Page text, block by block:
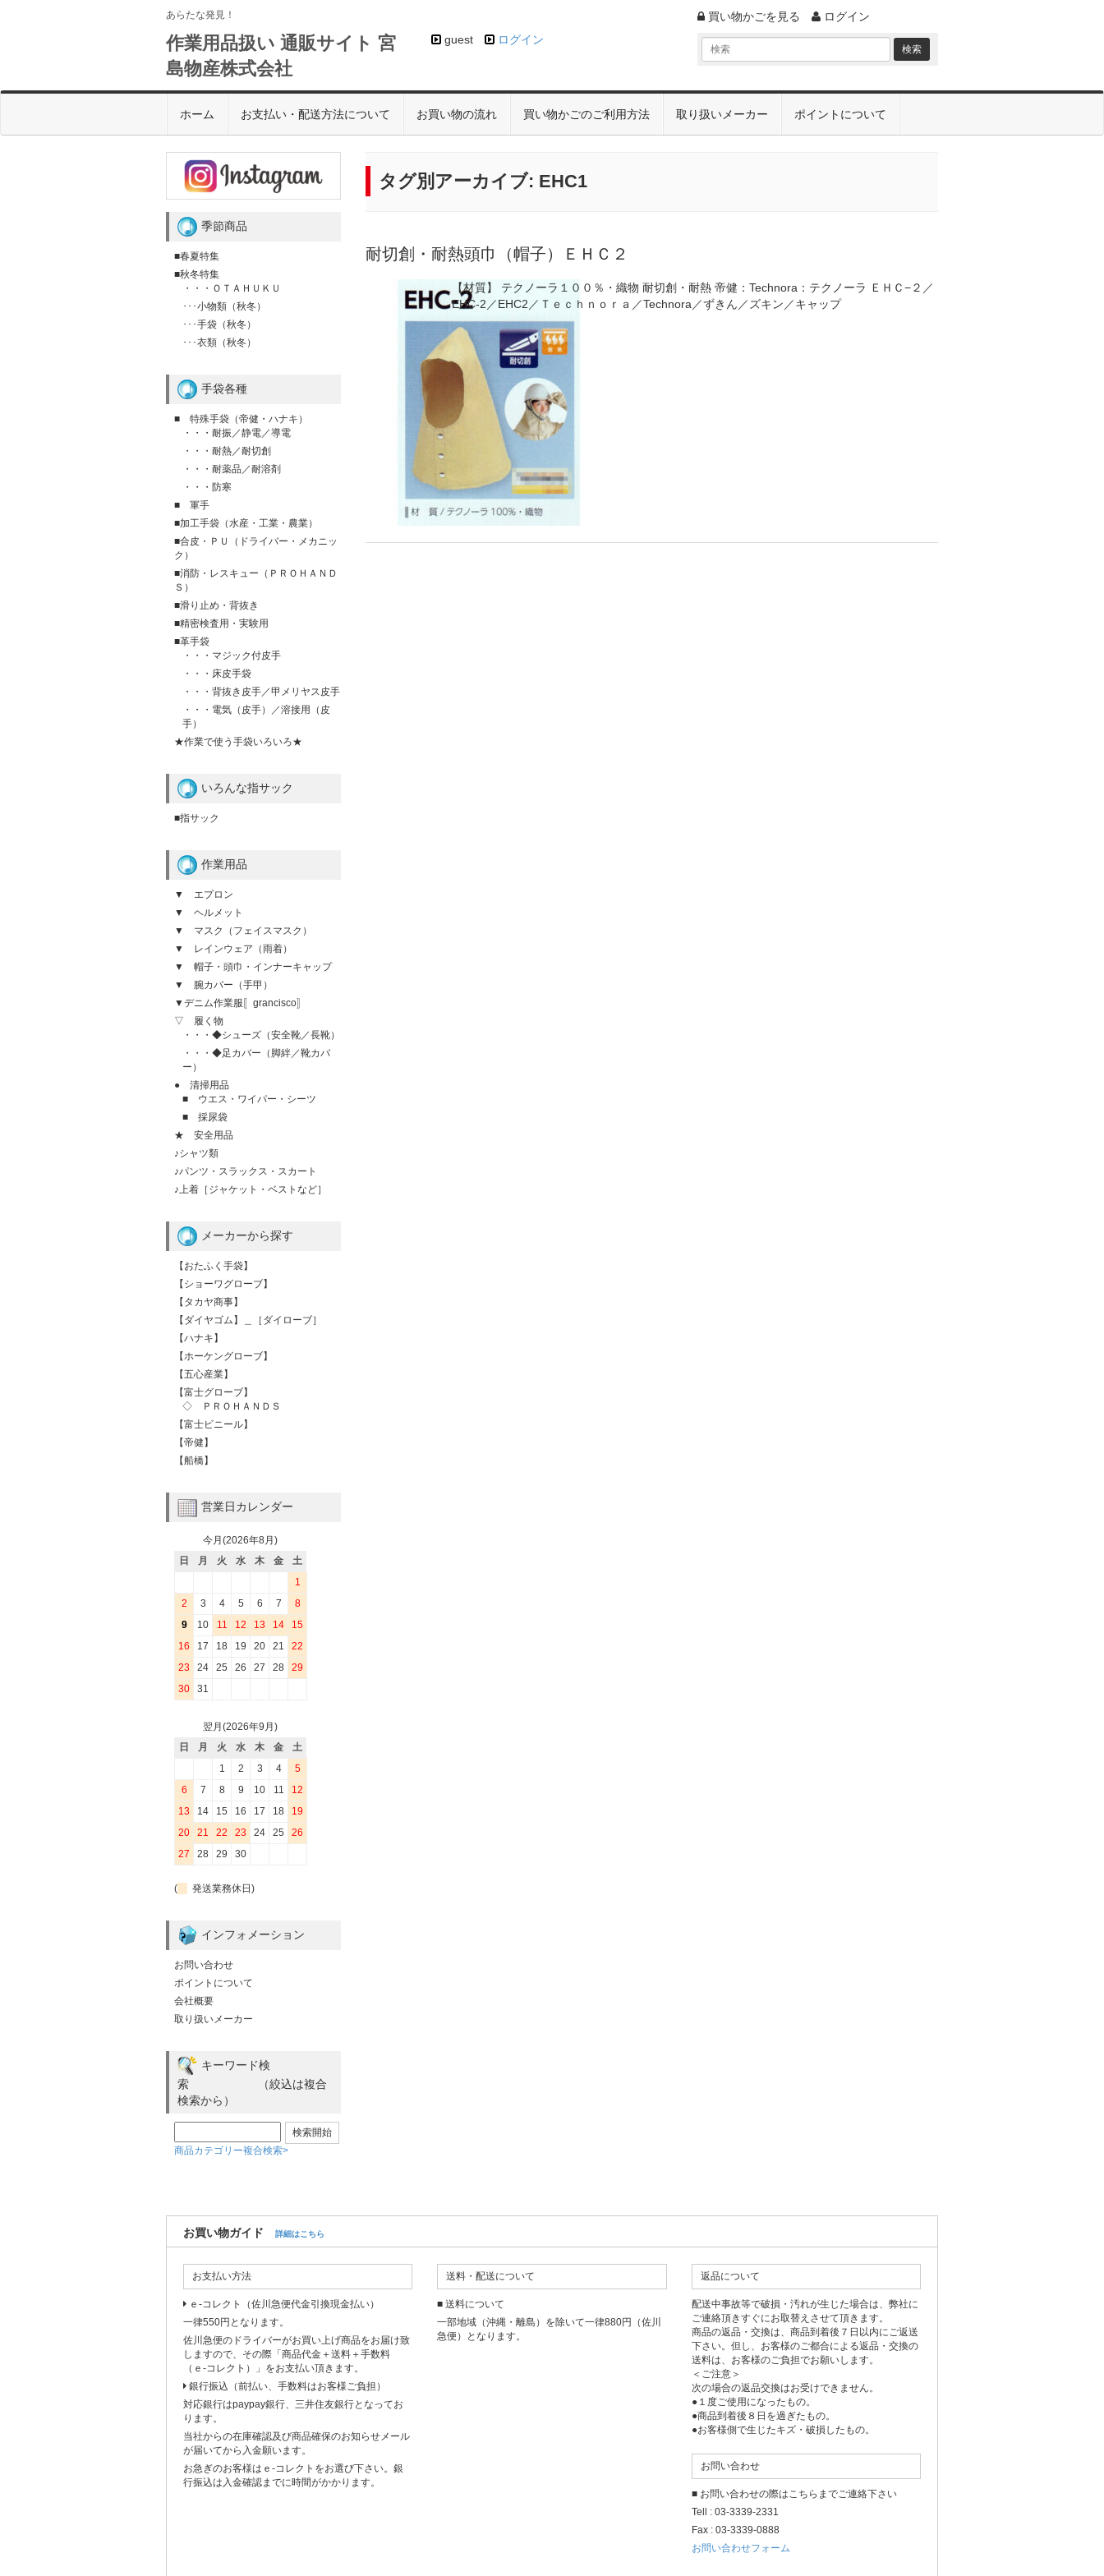
あらたな発見！
作業用品扱い 通販サイト 宮
島物産株式会社
guest ログイン
買い物かごを見る ログイン
ホーム お支払い・配送方法について お買い物の流れ 買い物かごのご利用方法 取り扱いメーカー ポイントについて
タグ別アーカイブ: EHC1
耐切創・耐熱頭巾（帽子）ＥＨＣ２
【材質】 テクノーラ１００％・織物 耐切創・耐熱 帝健：Technora：テクノーラ ＥＨＣ−２／
EHC-2／EHC2／Ｔｅｃｈｎｏｒａ／Technora／ずきん／ズキン／キャップ
季節商品
■春夏特集
■秋冬特集
・・・ＯＴＡＨＵＫＵ
･･･小物類（秋冬）
･･･手袋（秋冬）
･･･衣類（秋冬）
手袋各種
■ 特殊手袋（帝健・ハナキ）
・・・耐振／静電／導電
・・・耐熱／耐切創
・・・耐薬品／耐溶剤
・・・防寒
■ 軍手
■加工手袋（水産・工業・農業）
■合皮・ＰＵ（ドライバー・メカニッ
ク）
■消防・レスキュー（ＰＲＯＨＡＮＤ
Ｓ）
■滑り止め・背抜き
■精密検査用・実験用
■革手袋
・・・マジック付皮手
・・・床皮手袋
・・・背抜き皮手／甲メリヤス皮手
・・・電気（皮手）／溶接用（皮
手）
★作業で使う手袋いろいろ★
いろんな指サック
■指サック
作業用品
▼ エプロン
▼ ヘルメット
▼ マスク（フェイスマスク）
▼ レインウェア（雨着）
▼ 帽子・頭巾・インナーキャップ
▼ 腕カバー（手甲）
▼デニム作業服〚grancisco〛
▽ 履く物
・・・◆シューズ（安全靴／長靴）
・・・◆足カバー（脚絆／靴カバ
ー）
● 清掃用品
■ ウエス・ワイパー・シーツ
■ 採尿袋
★ 安全用品
♪シャツ類
♪パンツ・スラックス・スカート
♪上着［ジャケット・ベストなど］
メーカーから探す
【おたふく手袋】
【ショーワグローブ】
【タカヤ商事】
【ダイヤゴム】＿［ダイローブ］
【ハナキ】
【ホーケングローブ】
【五心産業】
【富士グローブ】
◇ ＰＲＯＨＡＮＤＳ
【富士ビニール】
【帝健】
【船橋】
営業日カレンダー
今月(2026年8月)
日
月 火 水 木 金
土
1
2
3 4 5 6 7
8
9
10 11 12 13 14
15
16
17 18 19 20 21
22
23
24 25 26 27 28
29
30
31
翌月(2026年9月)
日
月 火 水 木 金
土
1
2 3 4
5
6
7 8 9 10 11
12
13
14 15 16 17 18
19
20
21 22 23 24 25
26
27
28 29 30
( 発送業務休日)
インフォメーション
お問い合わせ
ポイントについて
会社概要
取り扱いメーカー
キーワード検
索 （絞込は複合
検索から）
商品カテゴリー複合検索>
お買い物ガイド 詳細はこちら
お支払い方法
ｅ-コレクト（佐川急便代金引換現金払い）
一律550円となります。
佐川急便のドライバーがお買い上げ商品をお届け致
しますので、その際「商品代金＋送料＋手数料
（ｅ-コレクト）」をお支払い頂きます。
銀行振込（前払い、手数料はお客様ご負担）
対応銀行はpaypay銀行、三井住友銀行となってお
ります。
当社からの在庫確認及び商品確保のお知らせメール
が届いてから入金願います。
お急ぎのお客様はｅ-コレクトをお選び下さい。銀
行振込は入金確認までに時間がかかります。
送料・配送について
■ 送料について
一部地域（沖縄・離島）を除いて一律880円（佐川
急便）となります。
返品について
配送中事故等で破損・汚れが生じた場合は、弊社に
ご連絡頂きすぐにお取替えさせて頂きます。
商品の返品・交換は、商品到着後７日以内にご返送
下さい。但し、お客様のご都合による返品・交換の
送料は、お客様のご負担でお願いします。
＜ご注意＞
次の場合の返品交換はお受けできません。
●１度ご使用になったもの。
●商品到着後８日を過ぎたもの。
●お客様側で生じたキズ・破損したもの。
お問い合わせ
■ お問い合わせの際はこちらまでご連絡下さい
Tell : 03-3339-2331
Fax : 03-3339-0888
お問い合わせフォーム